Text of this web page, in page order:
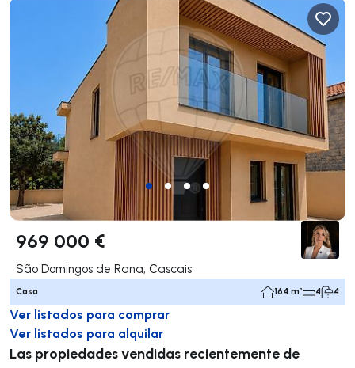
969 000 €
São Domingos de Rana, Cascais
Casa 164 m² 4 4
Ver listados para comprar
Ver listados para alquilar
Las propiedades vendidas recientemente de